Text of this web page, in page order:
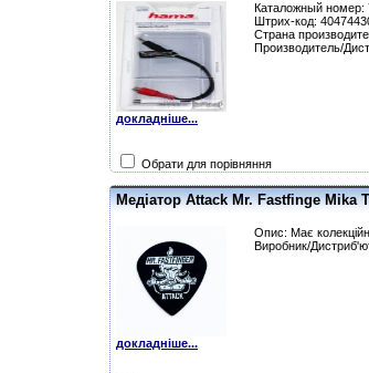
докладніше...
Каталожный номер:
Штрих-код:
Страна
Производитель/
Обрати для порівняння
Медіатор Attack Mr. Fastfinge Mika
докладніше...
Опис: Має
Виробник/